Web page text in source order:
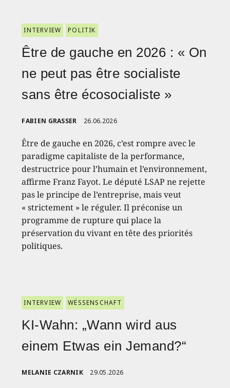
INTERVIEW POLITIK
Être de gauche en 2026 : « On
ne peut pas être socialiste
sans être écosocialiste »
FABIEN GRASSER 26.06.2026
Être de gauche en 2026, c’est rompre avec le
paradigme capitaliste de la performance,
destructrice pour l’humain et l’environnement,
affirme Franz Fayot. Le député LSAP ne rejette
pas le principe de l’entreprise, mais veut
« strictement » le réguler. Il préconise un
programme de rupture qui place la
préservation du vivant en tête des priorités
politiques.
INTERVIEW WËSSENSCHAFT
KI-Wahn: „Wann wird aus
einem Etwas ein Jemand?“
MELANIE CZARNIK 29.05.2026